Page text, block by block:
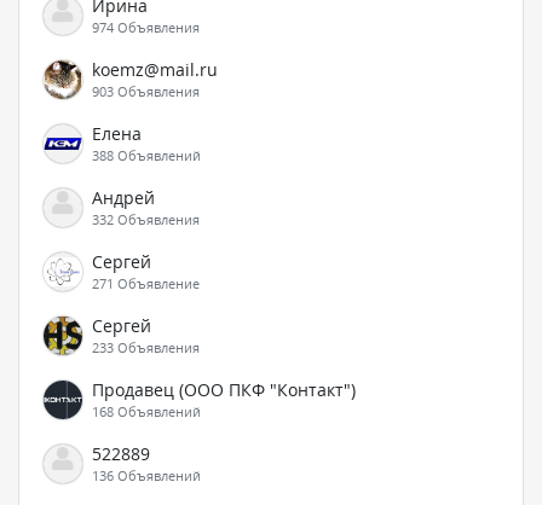
Ирина
974 Объявления
koemz@mail.ru
903 Объявления
Елена
388 Объявлений
Андрей
332 Объявления
Сергей
271 Объявление
Сергей
233 Объявления
Продавец (ООО ПКФ "Контакт")
168 Объявлений
522889
136 Объявлений